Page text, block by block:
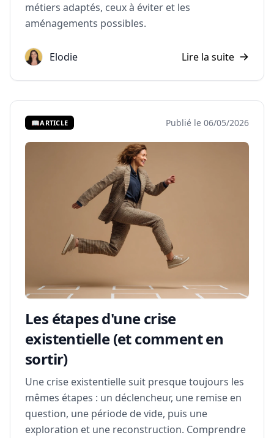
métiers adaptés, ceux à éviter et les
aménagements possibles.
Elodie Lire la suite
📖ARTICLE Publié le 06/05/2026
Les étapes d'une crise
existentielle (et comment en
sortir)
Une crise existentielle suit presque toujours les
mêmes étapes : un déclencheur, une remise en
question, une période de vide, puis une
exploration et une reconstruction. Comprendre